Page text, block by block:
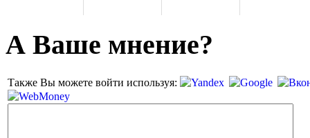
А Ваше мнение?
Также Вы можете войти используя: